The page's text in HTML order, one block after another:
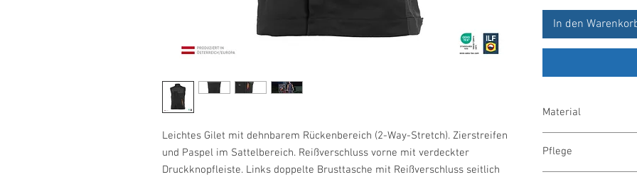
Leichtes Gilet mit dehnbarem Rückenbereich (2-Way-Stretch). Zierstreifen
und Paspel im Sattelbereich. Reißverschluss vorne mit verdeckter
Druckknopfleiste. Links doppelte Brusttasche mit Reißverschluss seitlich
In den
Material
Pflege